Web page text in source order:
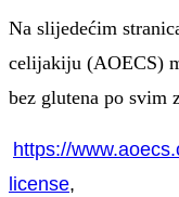
Na slijedećim
celijakiju (AOECS)
bez glutena po svim
https://
license,